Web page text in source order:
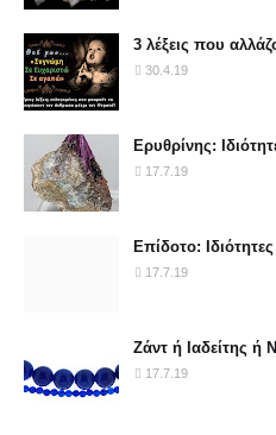
3 λέξεις που
30.4.19
Ερυθρίνης:
17.7.19
Επίδοτο:
17.7.19
Ζάντ ή Ιαδείτης ή
17.7.19